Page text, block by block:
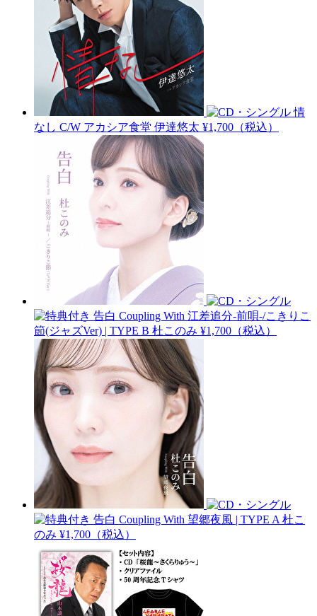
情
なし C/W アカシア食堂 伊達悠太 ¥1,700（税込）
告白 Coupling With 江差追分-前唄-/こきりこ
節(ジャズVer) | TYPE B 杜このみ ¥1,700（税込）
告白 Coupling With 望郷夜風 | TYPE A 杜こ
のみ ¥1,700（税込）